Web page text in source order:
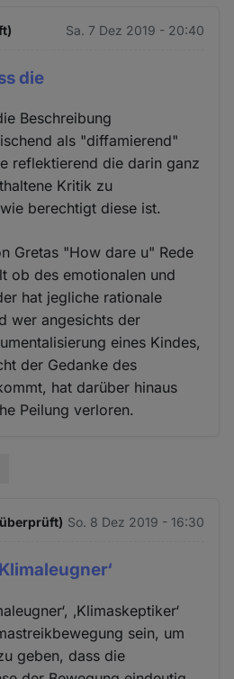
Sa. 7 Dez 2019 - 20:40
die
Beschreibung
als "diffamierend"
reflektierend die darin ganz
Kritik zu
berechtigt diese ist.
Gretas "How dare u" Rede
ob des emotionalen und
hat jegliche rationale
wer angesichts der
eines Kindes,
der Gedanke des
hat darüber hinaus
Peilung verloren.
So. 8 Dez 2019 - 16:30
‚Klimaskeptiker‘
sein, um
geben, dass die